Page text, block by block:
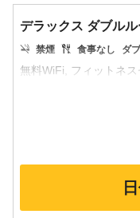
デラックス ダブルル
禁煙 食事なし ダ